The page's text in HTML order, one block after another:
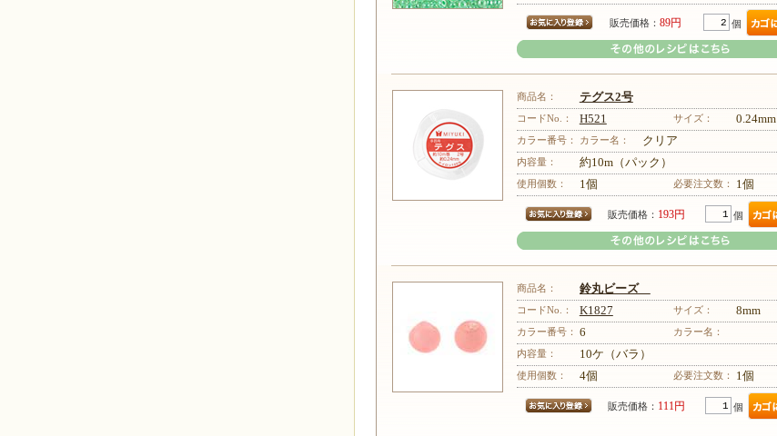
販売価格： 89円 個
その他のレシピはこちら
商品名： テグス2号
コードNo.： H521 サイズ： 0.24mm
カラー番号： カラー名： クリア
内容量： 約10m（パック）
使用個数： 1個 必要注文数： 1個
販売価格： 193円 個
その他のレシピはこちら
商品名： 鈴丸ビーズ
コードNo.： K1827 サイズ： 8mm
カラー番号： 6
カラー名：
内容量：
10ケ（バラ）
使用個数： 4個 必要注文数： 1個
販売価格： 111円 個